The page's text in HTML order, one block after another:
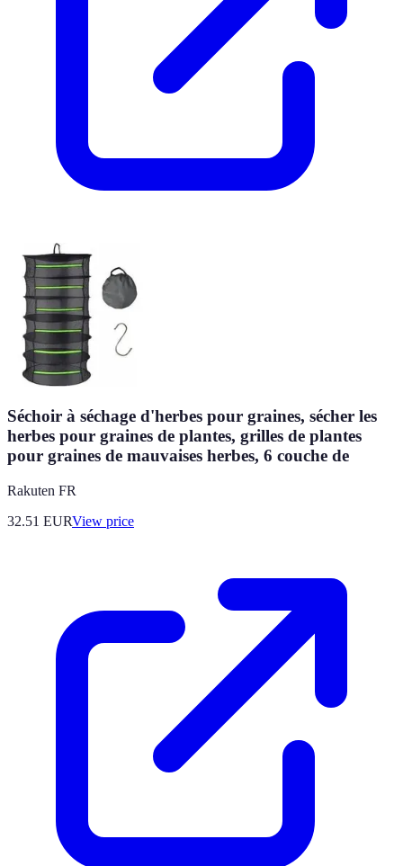
Séchoir à séchage d'herbes pour graines, sécher les
herbes pour graines de plantes, grilles de plantes
pour graines de mauvaises herbes, 6 couche de
Rakuten FR
32.51 EURView price